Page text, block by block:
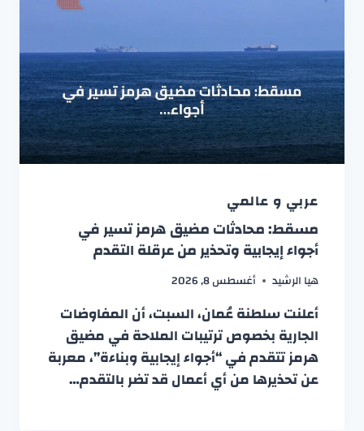
عربي و عالمي
مسقط: محادثات مضيق هرمز تسير في
أجواء إيجابية وتحذير من عرقلة التقدم
هيا الرشيد أغسطس 8, 2026
أعلنت سلطنة عُمان، السبت، أن المفاوضات
الجارية بخصوص ترتيبات الملاحة في مضيق
هرمز تتقدم في “أجواء إيجابية وبناءة”، معربة
عن تحذيرها من أي أعمال قد تضر بالتقدم…